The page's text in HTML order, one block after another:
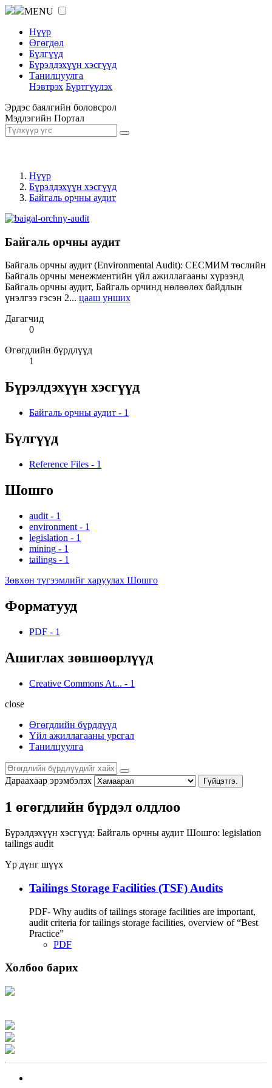
MENU
Нүүр
Өгөгдөл
Бүлгүүд
Бүрэлдэхүүн хэсгүүд
Танилцуулга
Нэвтрэх Бүртгүүлэх
Эрдэс баялгийн боловсрол
Мэдлэгийн Портал
Нүүр
Бүрэлдэхүүн хэсгүүд
Байгаль орчны аудит
Байгаль орчны аудит
Байгаль орчны аудит (Environmental Audit): СЕСМИМ төслийн
Байгаль орчны менежментийн үйл ажиллагааны хүрээнд
Байгаль орчны аудит, Байгаль орчинд нөлөөлөх байдлын
үнэлгээ гэсэн 2... цааш унших
Дагагчид
0
Өгөгдлийн бүрдлүүд
1
Бүрэлдэхүүн хэсгүүд
Байгаль орчны аудит - 1
Бүлгүүд
Reference Files - 1
Шошго
audit - 1
environment - 1
legislation - 1
mining - 1
tailings - 1
Зөвхөн түгээмлийг харуулах Шошго
Форматууд
PDF - 1
Ашиглах зөвшөөрлүүд
Creative Commons At... - 1
close
Өгөгдлийн бүрдлүүд
Үйл ажиллагааны урсгал
Танилцуулга
Дараахаар эрэмбэлэх Гүйцэтгэ.
1 өгөгдлийн бүрдэл олдлоо
Бүрэлдэхүүн хэсгүүд: Байгаль орчны аудит Шошго: legislation
tailings audit
Үр дүнг шүүх
Tailings Storage Facilities (TSF) Audits
PDF- Why audits of tailings storage facilities are important,
audit criteria for tailings storage facilities, overview of “Best
Practice”
PDF
Холбоо барих